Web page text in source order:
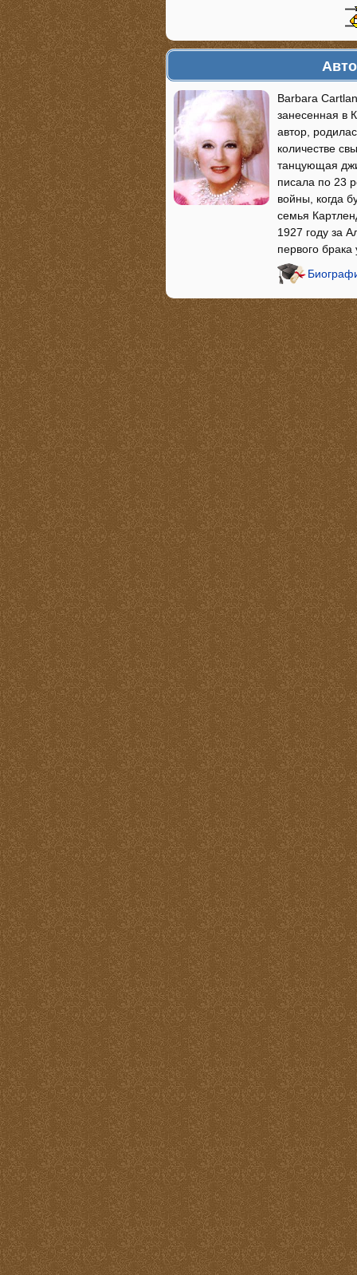
Barbara
занесенная в
автор,
количестве
танцующая
писала по 23
войны, когда
семья
1927 году за
первого